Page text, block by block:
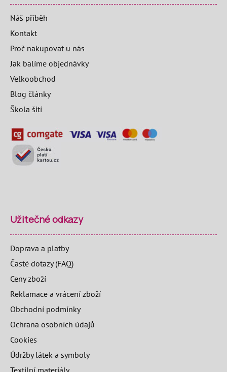
Náš příběh
Kontakt
Proč nakupovat u nás
Jak balíme objednávky
Velkoobchod
Blog články
Škola šití
Užitečné odkazy
Doprava a platby
Časté dotazy (FAQ)
Ceny zboží
Reklamace a vrácení zboží
Obchodní podmínky
Ochrana osobních údajů
Cookies
Údržby látek a symboly
Textilní materiály